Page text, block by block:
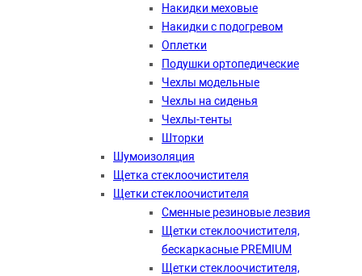
Накидки меховые
Накидки с подогревом
Оплетки
Подушки ортопедические
Чехлы модельные
Чехлы на сиденья
Чехлы-тенты
Шторки
Шумоизоляция
Щетка стеклоочистителя
Щетки стеклоочистителя
Сменные резиновые лезвия
Щетки стеклоочистителя,
бескаркасные PREMIUM
Щетки стеклоочистителя,